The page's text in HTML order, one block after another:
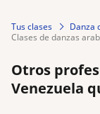
Tus clases
Danza
clases de danzas
Otros
Venezuela